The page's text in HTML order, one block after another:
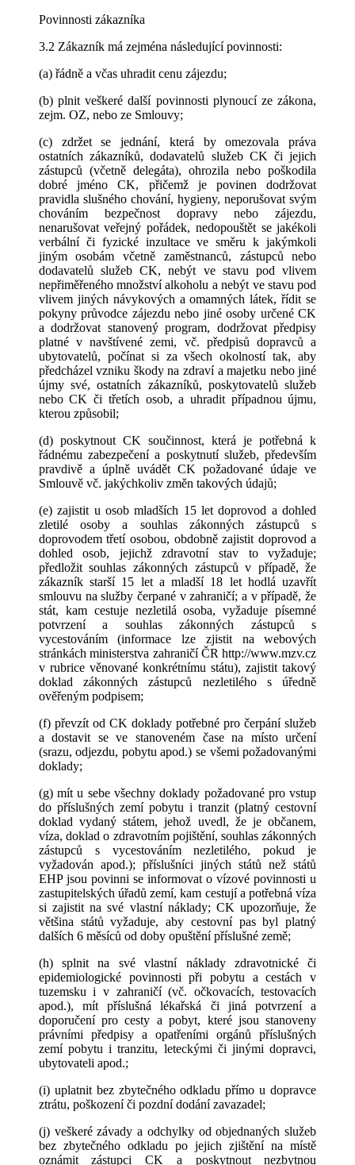
Povinnosti zákazníka
3.2 Zákazník má zejména následující povinnosti:
(a) řádně a včas uhradit cenu zájezdu;
(b) plnit veškeré další povinnosti plynoucí ze zákona,
zejm. OZ, nebo ze Smlouvy;
(c) zdržet se jednání, která by omezovala práva
ostatních zákazníků, dodavatelů služeb CK či jejich
zástupců (včetně delegáta), ohrozila nebo poškodila
dobré jméno CK, přičemž je povinen dodržovat
pravidla slušného chování, hygieny, neporušovat svým
chováním bezpečnost dopravy nebo zájezdu,
nenarušovat veřejný pořádek, nedopouštět se jakékoli
verbální či fyzické inzultace ve směru k jakýmkoli
jiným osobám včetně zaměstnanců, zástupců nebo
dodavatelů služeb CK, nebýt ve stavu pod vlivem
nepřiměřeného množství alkoholu a nebýt ve stavu pod
vlivem jiných návykových a omamných látek, řídit se
pokyny průvodce zájezdu nebo jiné osoby určené CK
a dodržovat stanovený program, dodržovat předpisy
platné v navštívené zemi, vč. předpisů dopravců a
ubytovatelů, počínat si za všech okolností tak, aby
předcházel vzniku škody na zdraví a majetku nebo jiné
újmy své, ostatních zákazníků, poskytovatelů služeb
nebo CK či třetích osob, a uhradit případnou újmu,
kterou způsobil;
(d) poskytnout CK součinnost, která je potřebná k
řádnému zabezpečení a poskytnutí služeb, především
pravdivě a úplně uvádět CK požadované údaje ve
Smlouvě vč. jakýchkoliv změn takových údajů;
(e) zajistit u osob mladších 15 let doprovod a dohled
zletilé osoby a souhlas zákonných zástupců s
doprovodem třetí osobou, obdobně zajistit doprovod a
dohled osob, jejichž zdravotní stav to vyžaduje;
předložit souhlas zákonných zástupců v případě, že
zákazník starší 15 let a mladší 18 let hodlá uzavřít
smlouvu na služby čerpané v zahraničí; a v případě, že
stát, kam cestuje nezletilá osoba, vyžaduje písemné
potvrzení a souhlas zákonných zástupců s
vycestováním (informace lze zjistit na webových
stránkách ministerstva zahraničí ČR http://www.mzv.cz
v rubrice věnované konkrétnímu státu), zajistit takový
doklad zákonných zástupců nezletilého s úředně
ověřeným podpisem;
(f) převzít od CK doklady potřebné pro čerpání služeb
a dostavit se ve stanoveném čase na místo určení
(srazu, odjezdu, pobytu apod.) se všemi požadovanými
doklady;
(g) mít u sebe všechny doklady požadované pro vstup
do příslušných zemí pobytu i tranzit (platný cestovní
doklad vydaný státem, jehož uvedl, že je občanem,
víza, doklad o zdravotním pojištění, souhlas zákonných
zástupců s vycestováním nezletilého, pokud je
vyžadován apod.); příslušníci jiných států než států
EHP jsou povinni se informovat o vízové povinnosti u
zastupitelských úřadů zemí, kam cestují a potřebná víza
si zajistit na své vlastní náklady; CK upozorňuje, že
většina států vyžaduje, aby cestovní pas byl platný
dalších 6 měsíců od doby opuštění příslušné země;
(h) splnit na své vlastní náklady zdravotnické či
epidemiologické povinnosti při pobytu a cestách v
tuzemsku i v zahraničí (vč. očkovacích, testovacích
apod.), mít příslušná lékařská či jiná potvrzení a
doporučení pro cesty a pobyt, které jsou stanoveny
právními předpisy a opatřeními orgánů příslušných
zemí pobytu i tranzitu, leteckými či jinými dopravci,
ubytovateli apod.;
(i) uplatnit bez zbytečného odkladu přímo u dopravce
ztrátu, poškození či pozdní dodání zavazadel;
(j) veškeré závady a odchylky od objednaných služeb
bez zbytečného odkladu po jejich zjištění na místě
oznámit zástupci CK a poskytnout nezbytnou